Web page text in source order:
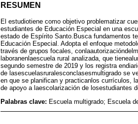
RESUMEN
El estudiotiene como objetivo problematizar
estudiantes de Educación Especial en una
estado de Espírito Santo.Busca fundamentos
Educación Especial. Adopta el enfoque
través de grupos focales,
laboranenlaescuela rural analizada, que
segundo semestre de 2019 y los registra
de lasescuelasruralesconclasesmultigrado se
en que se planifican y practicanlos currículos,
de apoyo a laescolarización de losestudiantes
Palabras clave: Escuela multigrado; Escuela